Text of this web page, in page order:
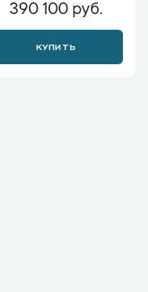
390 100 руб.
КУПИТЬ